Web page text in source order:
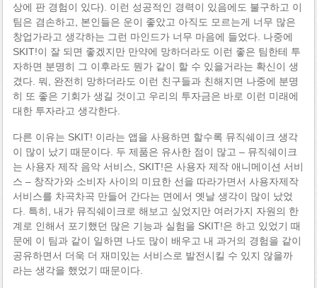
상에 판 경험이 있다). 이런 성공적인 경력이 있음에도 불구하고 이
팀은 겸손하고, 본인들은 운이 좋았고 아직도 모르는게 너무 많은
창업가라고 생각하는 그런 마인드가 너무 마음에 들었다. 나중에
SKIT!이 잘 되면 좋겠지만 만약에 망하더라도 이런 좋은 팀한테 투
자하면 분명히 그 이후라도 뭔가 같이 할 수 있을거라는 확신이 생
겼다. 뭐, 완전히 망하더라도 이런 친구들과 친해지면 나중에 분명
히 또 좋은 기회가 생길 것이고 우리의 투자금은 바로 이런 미래에
대한 투자라고 생각한다.
다른 이유는 SKIT! 이라는 앱을 사용하면 할수록 뮤직쉐이크 생각
이 많이 났기 때문이다. 두 제품은 유사한 점이 많고 – 뮤직쉐이크
는 사용자 제작 음악 서비스, SKIT!은 사용자 제작 애니메이션 서비
스 – 창작가와 소비자 사이의 미묘한 선을 따라가면서 사용자제작
서비스를 차곡차곡 만들어 간다는 면에서 옛날 생각이 많이 났었
다. 특히, 내가 뮤직쉐이크로 해보고 싶었지만 여러가지 자원의 한
계로 인해서 포기했던 많은 기능과 실험을 SKIT!은 하고 있었기 때
문에 이 팀과 같이 일하면 나도 많이 배우고 내 과거의 경험을 같이
공유하면서 더욱 더 재미있는 서비스로 발전시킬 수 있지 않을까
라는 생각을 했었기 때문이다.